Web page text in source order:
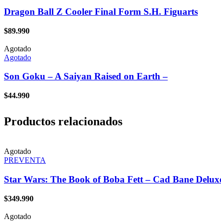
Dragon Ball Z Cooler Final Form S.H. Figuarts
$89.990
Agotado
Agotado
Son Goku – A Saiyan Raised on Earth –
$44.990
Productos relacionados
Agotado
PREVENTA
Star Wars: The Book of Boba Fett – Cad Bane
$349.990
Agotado